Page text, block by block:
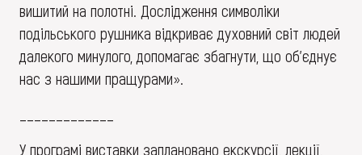
вишитий на полотні. Дослідження символіки
подільського рушника відкриває духовний світ людей
далекого минулого, допомагає збагнути, що об’єднує
нас з нашими пращурами».
У програмі виставки заплановано екскурсії, лекції,